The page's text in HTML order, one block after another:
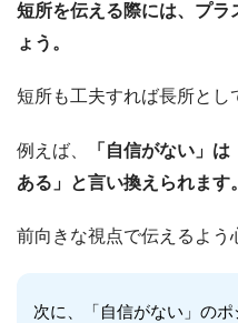
短所を伝える際には、プラ
ょう。
短所も工夫すれば長所とし
例えば、
「自信がない」
ある」と言い換えられます。
前向きな視点で伝えるよう
次に、「自信がない」の